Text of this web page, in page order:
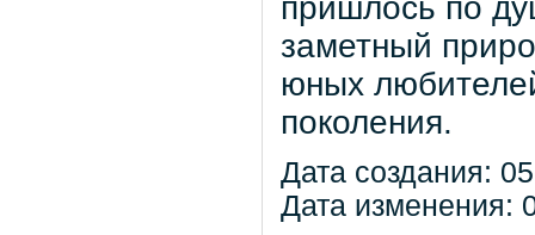
пришлось по
заметный
юных
поколения.
Дата создания:
Дата изменения: